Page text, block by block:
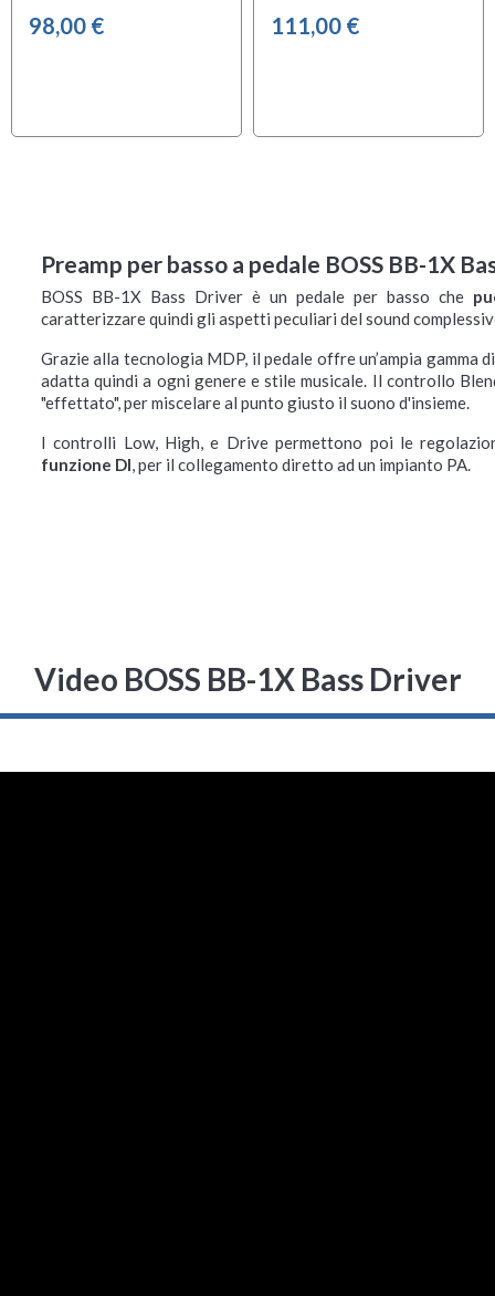
98,00 € 111,00 €
Preamp per basso a pedale BOSS BB-1X
BOSS BB-1X Bass Driver è un pedale per basso che
caratterizzare quindi gli aspetti peculiari del sound
Grazie alla tecnologia MDP, il pedale offre un’ampia gamma
adatta quindi a ogni genere e stile musicale. Il controllo
"effettato", per miscelare al punto giusto il suono d'insieme.
I controlli Low, High, e Drive permettono poi le
funzione DI , per il collegamento diretto ad un impianto PA.
Video BOSS BB-1X Bass Driver